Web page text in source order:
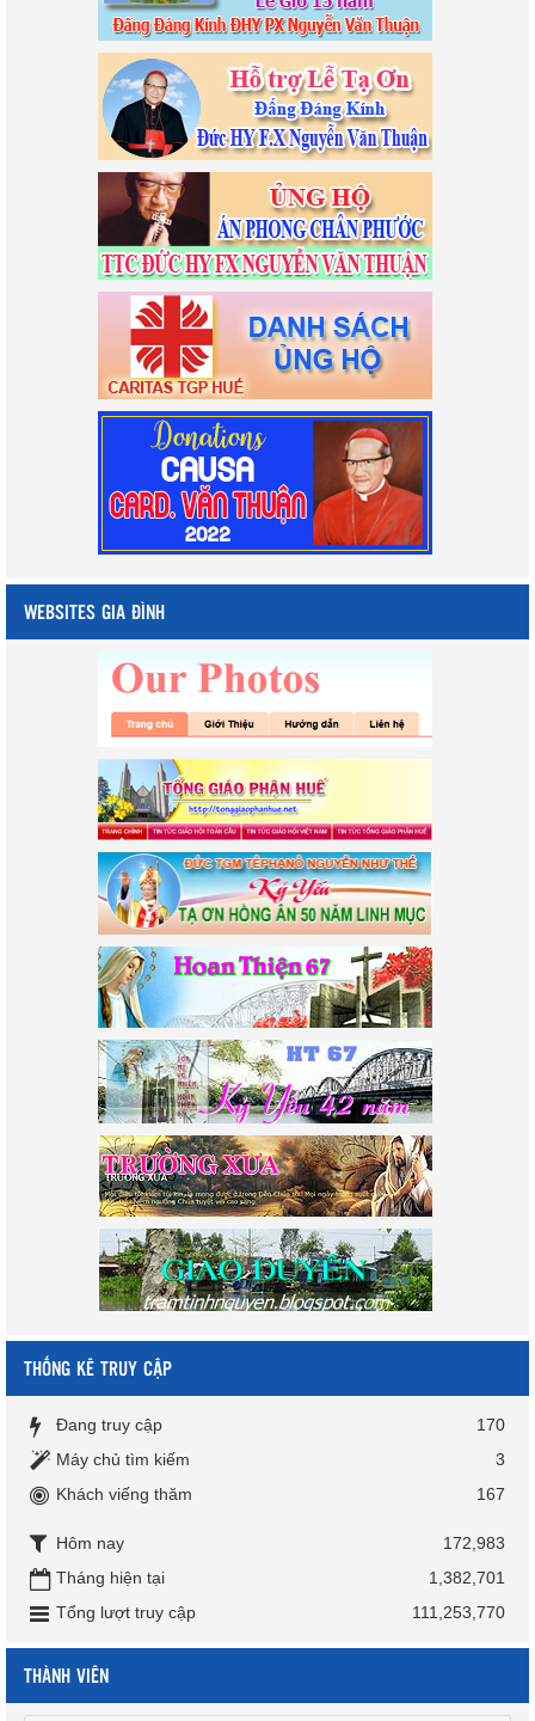
WEBSITES GIA ĐÌNH
THỐNG KÊ TRUY CẬP
Đang truy cập
170
Máy chủ tìm kiếm
3
Khách viếng thăm
167
Hôm nay
172,983
Tháng hiện tại
1,382,701
Tổng lượt truy cập
111,253,770
THÀNH VIÊN